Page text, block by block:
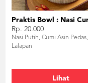
Rp. 20.000
Nasi Putih, Cumi Asin Pedas,
Lalapan
Lihat